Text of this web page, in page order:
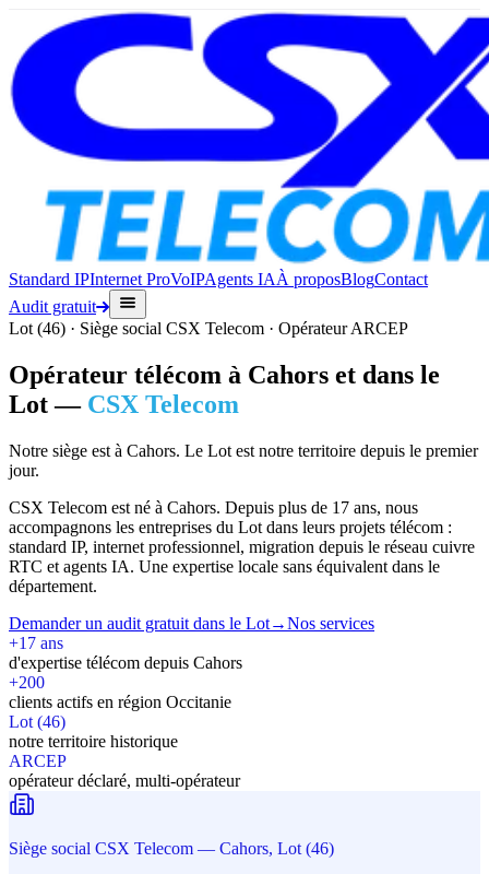
Standard IPInternet ProVoIPAgents IAÀ proposBlogContact
Audit gratuit
Lot (46) · Siège social CSX Telecom · Opérateur ARCEP
Opérateur télécom à Cahors et dans le
Lot — CSX Telecom
Notre siège est à Cahors. Le Lot est notre territoire depuis le premier
jour.
CSX Telecom est né à Cahors. Depuis plus de 17 ans, nous
accompagnons les entreprises du Lot dans leurs projets télécom :
standard IP, internet professionnel, migration depuis le réseau cuivre
RTC et agents IA. Une expertise locale sans équivalent dans le
département.
Demander un audit gratuit dans le Lot→Nos services
+17 ans
d'expertise télécom depuis Cahors
+200
clients actifs en région Occitanie
Lot (46)
notre territoire historique
ARCEP
opérateur déclaré, multi-opérateur
Siège social CSX Telecom — Cahors, Lot (46)